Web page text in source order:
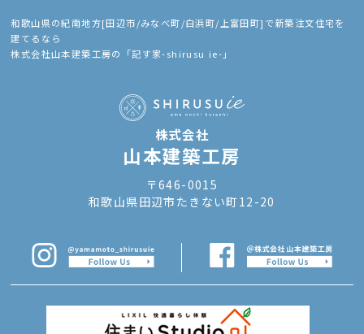
和歌山県の紀南地方[田辺市/みなべ町/白浜町/上富田町]で新築注文住宅を
建てるなら
株式会社山本建築工房の「記す家-shirusu ie-」
株式会社
山本建築工房
〒646-0015
和歌山県田辺市たきない町12-20